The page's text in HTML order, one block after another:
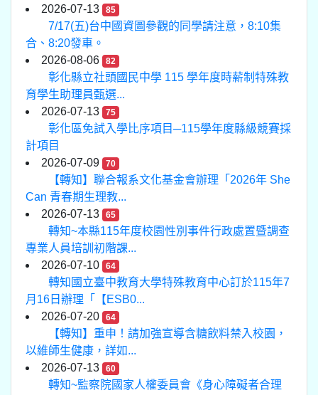
2026-07-13
85
7/17(五)台中國資圖參觀的同學請注意，8:10集
合、8:20發車。
2026-08-06
82
彰化縣立社頭國民中學 115 學年度時薪制特殊教
育學生助理員甄選...
2026-07-13
75
彰化區免試入學比序項目─115學年度縣級競賽採
計項目
2026-07-09
70
【轉知】聯合報系文化基金會辦理「2026年 She
Can 青春期生理教...
2026-07-13
65
轉知~本縣115年度校園性別事件行政處置暨調查
專業人員培訓初階課...
2026-07-10
64
轉知國立臺中教育大學特殊教育中心訂於115年7
月16日辦理「【ESB0...
2026-07-20
64
【轉知】重申！請加強宣導含糖飲料禁入校園，
以維師生健康，詳如...
2026-07-13
60
轉知~監察院國家人權委員會《身心障礙者合理